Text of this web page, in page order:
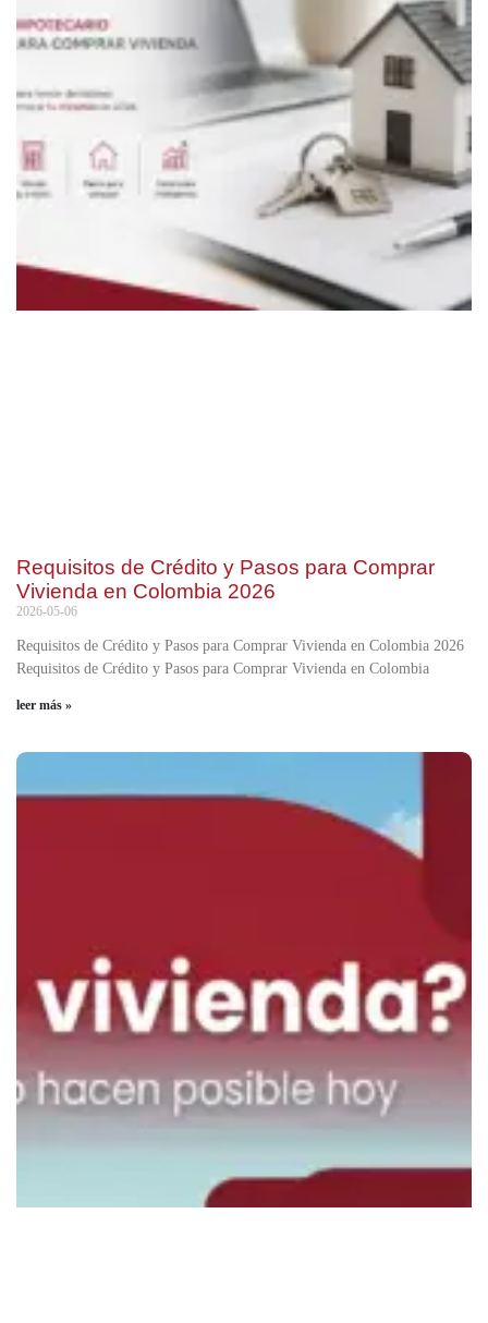
Requisitos de Crédito y Pasos para Comprar
Vivienda en Colombia 2026
2026-05-06
Requisitos de Crédito y Pasos para Comprar Vivienda en Colombia 2026
Requisitos de Crédito y Pasos para Comprar Vivienda en Colombia
leer más »